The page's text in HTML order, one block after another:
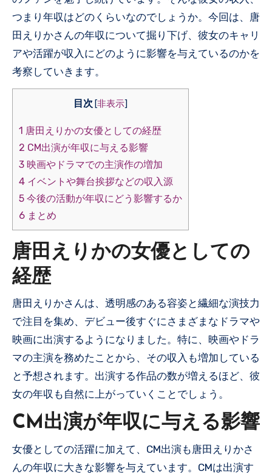
つまり年収はどのくらいなのでしょうか。今回は、唐
田えりかさんの年収について掘り下げ、彼女のキャリ
アや活躍が収入にどのように影響を与えているのかを
考察していきます。
目次 [非表示]
1 唐田えりかの女優としての経歴
2 CM出演が年収に与える影響
3 映画やドラマでの主演作の増加
4 イベントや舞台挨拶などの収入源
5 今後の活動が年収にどう影響するか
6 まとめ
唐田えりかの女優としての
経歴
唐田えりかさんは、透明感のある容姿と繊細な演技力
で注目を集め、デビュー後すぐにさまざまなドラマや
映画に出演するようになりました。特に、映画やドラ
マの主演を務めたことから、その収入も増加している
と予想されます。出演する作品の数が増えるほど、彼
女の年収も自然に上がっていくことでしょう。
CM出演が年収に与える影響
女優としての活躍に加えて、CM出演も唐田えりかさ
んの年収に大きな影響を与えています。CMは出演す